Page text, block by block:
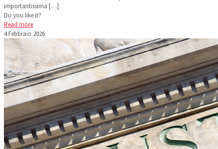
importantissima […]
Do you like it?
Read more
4 Febbraio 2026